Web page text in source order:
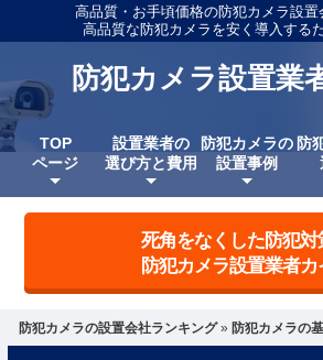
高品質・お手頃価格の防犯カメラ設
高品質な防犯カメラを安く導入する
防犯カメラ設置業
TOP
ページ
設置業者の
選び方と費用
防犯カメラの
設置事例
防
死角をなくした防犯対
防犯カメラ設置業者カ
防犯カメラの設置会社ランキング» 防犯カメラの